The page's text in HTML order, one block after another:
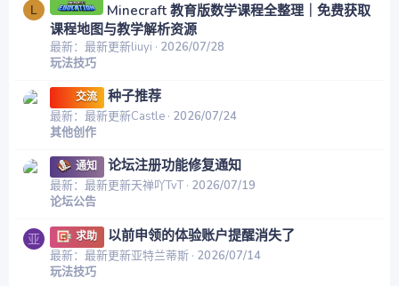
L
Minecraft 教育版数学课程全整理｜免费获取
课程地图与教学解析资源
最新：最新更新liuyi
2026/07/28
玩法技巧
交流 种子推荐
最新：最新更新Castle 2026/07/24
其他创作
通知 论坛注册功能修复通知
最新：最新更新天禅吖TvT 2026/07/19
论坛公告
亚 求助 以前申领的体验账户提醒消失了
最新：最新更新亚特兰蒂斯 2026/07/14
玩法技巧